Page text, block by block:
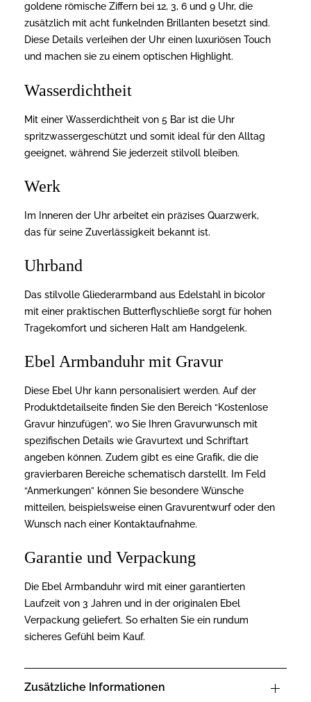
goldene römische Ziffern bei 12, 3, 6 und 9 Uhr, die
zusätzlich mit acht funkelnden Brillanten besetzt sind.
Diese Details verleihen der Uhr einen luxuriösen Touch
und machen sie zu einem optischen Highlight.
Wasserdichtheit
Mit einer Wasserdichtheit von 5 Bar ist die Uhr
spritzwassergeschützt und somit ideal für den Alltag
geeignet, während Sie jederzeit stilvoll bleiben.
Werk
Im Inneren der Uhr arbeitet ein präzises Quarzwerk,
das für seine Zuverlässigkeit bekannt ist.
Uhrband
Das stilvolle Gliederarmband aus Edelstahl in bicolor
mit einer praktischen Butterflyschließe sorgt für hohen
Tragekomfort und sicheren Halt am Handgelenk.
Ebel Armbanduhr mit Gravur
Diese Ebel Uhr kann personalisiert werden. Auf der
Produktdetailseite finden Sie den Bereich “Kostenlose
Gravur hinzufügen”, wo Sie Ihren Gravurwunsch mit
spezifischen Details wie Gravurtext und Schriftart
angeben können. Zudem gibt es eine Grafik, die die
gravierbaren Bereiche schematisch darstellt. Im Feld
“Anmerkungen” können Sie besondere Wünsche
mitteilen, beispielsweise einen Gravurentwurf oder den
Wunsch nach einer Kontaktaufnahme.
Garantie und Verpackung
Die Ebel Armbanduhr wird mit einer garantierten
Laufzeit von 3 Jahren und in der originalen Ebel
Verpackung geliefert. So erhalten Sie ein rundum
sicheres Gefühl beim Kauf.
Zusätzliche Informationen